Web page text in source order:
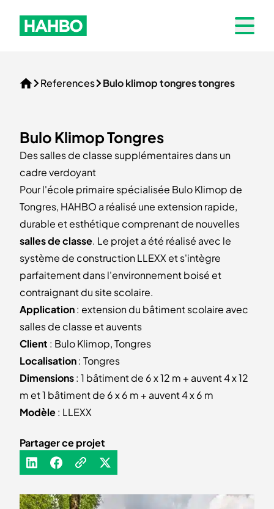
Hahbo logo
Open
References Bulo klimop tongres tongres
Bulo Klimop Tongres
Des salles de classe supplémentaires dans un
cadre verdoyant
Pour l'école primaire spécialisée Bulo Klimop de
Tongres, HAHBO a réalisé une extension rapide,
durable et esthétique comprenant de nouvelles
salles de classe. Le projet a été réalisé avec le
système de construction LLEXX et s'intègre
parfaitement dans l'environnement boisé et
contraignant du site scolaire.
Application: extension du bâtiment scolaire avec
salles de classe et auvents
Client : Bulo Klimop, Tongres
Localisation: Tongres
Dimensions: 1 bâtiment de 6 x 12 m + auvent 4 x 12
m et 1 bâtiment de 6 x 6 m + auvent 4 x 6 m
Modèle: LLEXX
Partager ce projet